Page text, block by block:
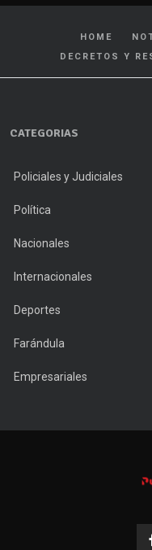
HOME
DECRETOS Y
CATEGORIAS
Policiales y Judiciales
Política
Nacionales
Internacionales
Deportes
Farándula
Empresariales